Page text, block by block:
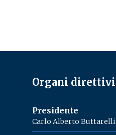
Organi direttivi
Presidente
Carlo Alberto Buttarelli